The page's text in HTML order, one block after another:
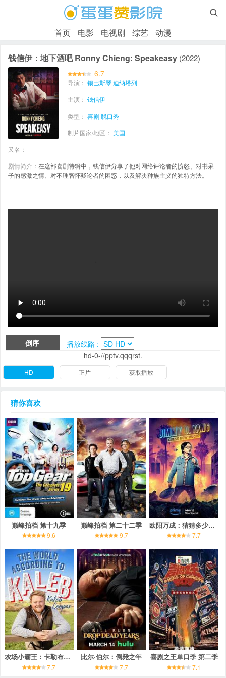

首页 电影 电视剧 综艺 动漫
钱信伊：地下酒吧 Ronny Chieng: Speakeasy (2022)
6.7
导演： 锡巴斯琴·迪纳塔列
主演： 钱信伊
类型： 喜剧 脱口秀
制片国家/地区： 美国
又名：
剧情简介： 在这部喜剧特辑中，钱信伊分享了他对网络评论者的愤怒、对书呆
子的感激之情、对不理智怀疑论者的困惑，以及解决种族主义的独特方法。
倒序
播放线路 :
hd-0-//pptv.qqqrst.
HD 正片 获取播放
猜你喜欢
巅峰拍档 第十九季
9.6
巅峰拍档 第二十二季
9.7
欧阳万成：猜猜多少钱？
7.7
农场小霸王：卡勒布的巡演告白
7.7
比尔·伯尔：倒毙之年
7.7
喜剧之王单口季 第二季
7.1